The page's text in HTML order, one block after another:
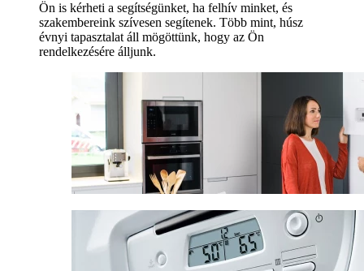
Ön is kérheti a segítségünket, ha felhív minket, és
szakembereink szívesen segítenek. Több mint, húsz
évnyi tapasztalat áll mögöttünk, hogy az Ön
rendelkezésére álljunk.